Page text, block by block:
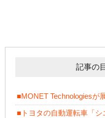
記事の
■MONET Technologiesが
■トヨタの自動運転車「シ